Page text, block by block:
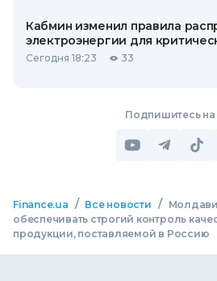
Кабмин изменил правила
электроэнергии для
Сегодня 18:23 33
Подпишитесь на
Finance.ua / Все новости /
обеспечивать строгий контроль
продукции, поставляемой в Россию